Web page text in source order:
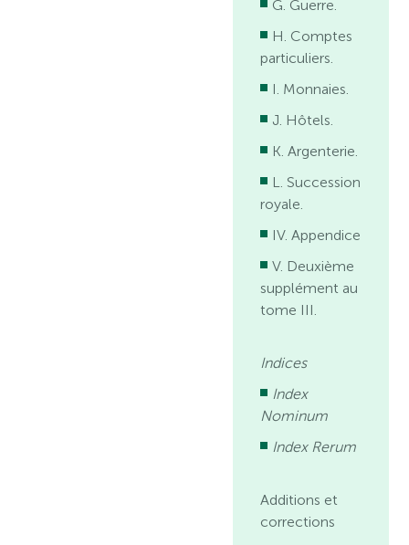
G. Guerre.
H. Comptes
particuliers.
I. Monnaies.
J. Hôtels.
K. Argenterie.
L. Succession
royale.
IV. Appendice
V. Deuxième
supplément au
tome III.
Indices
Index
Nominum
Index Rerum
Additions et
corrections